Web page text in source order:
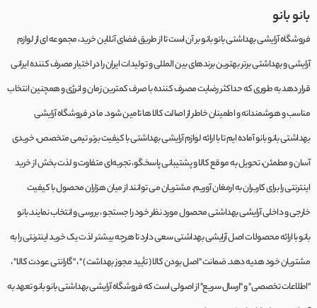
بانو بانو
فروشگاه آرایشی بهداشتی بانو بانو بر آن است تا از طریق فضای آنلاین خرید، مجموعه‌ ای از لوازم
آرایشی و بهداشتی برتر بهترین برندهای بین المللی و تولیدات ایران را در اختیار مصرف کننده ایرانی
قرار دهد به طوری که حداکثر رضایت مصرف کننده با صرف کمترین زمان و انرژی و همچنین انتخاب
مناسب و هوشمندانه و اطمینان خاطر از اصالت کالا ها تامین شود. ما در فروشگاه آرایشی
بهداشتی بانو بانو آماده ایم تا با ارائه لوازم آرایشی بهداشتی با کیفیت برتر، تیمی متخصص، خریدی
آسان و مطمئن، تحویل به موقع کالا و پشتیبانی پاسخگو، تجربه‌ای متفاوت و لذت بخش از خرید
اینترنتی را برای کاربران به ارمغان آوریم. مشتريان می توانند از ميان هزاران محصول با کيفيت
خارجی و داخلی آرایشی بهداشتی محصول مورد نظر خود را جستجو ، بررسی و انتخاب نمايند.بانو
بانو با ارائه محصولات اصل آرایشی بهداشتی سعی دارد تا هرچه بیشتر لذت یک خرید اینترنتی را به
مشتریان خود هدیه دهد. ضمانت "اصل بودن کالا ( تأیید مجوز بهداشت ) " ، "گارانتی عودت کالا" ،
"اطلاعات تخصصی" و "ارسال سریع" از اصولی است که فروشگاه آرایشی بهداشتی بانو بانو تعهد به